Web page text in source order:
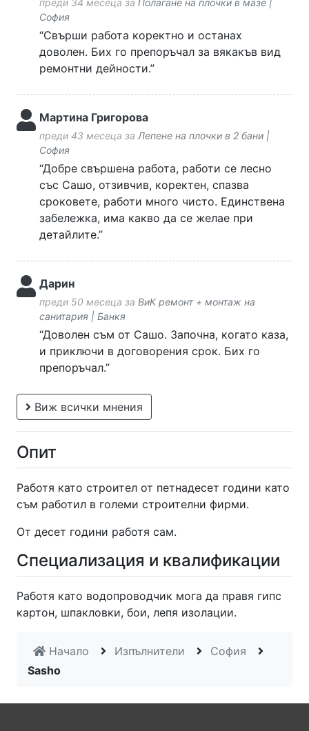
преди 34 месеца за Полагане на плочки в мазе |
София
“Свърши работа коректно и останах
доволен. Бих го препоръчал за вякакъв вид
ремонтни дейности.”
Мартина Григорова
преди 43 месеца заЛепене на плочки в 2 бани |
София
“Добре свършена работа, работи се лесно
със Сашо, отзивчив, коректен, спазва
сроковете, работи много чисто. Единствена
забележка, има какво да се желае при
детайлите.”
Дарин
преди 50 месеца за ВиК ремонт + монтаж на
санитария | Банкя
“Доволен съм от Сашо. Започна, когато каза,
и приключи в договорения срок. Бих го
препоръчал.”
Виж всички мнения
Опит
Работя като строител от петнадесет години като
съм работил в големи строителни фирми.
От десет години работя сам.
Специализация и квалификации
Работя като водопроводчик мога да правя гипс
картон, шпакловки, бои, лепя изолации.
Начало Изпълнители
София
Sasho